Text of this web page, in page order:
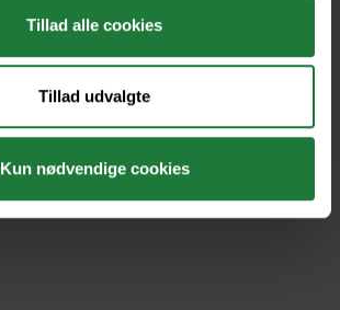
Tillad alle cookies
Tillad udvalgte
Kun nødvendige cookies
Næste